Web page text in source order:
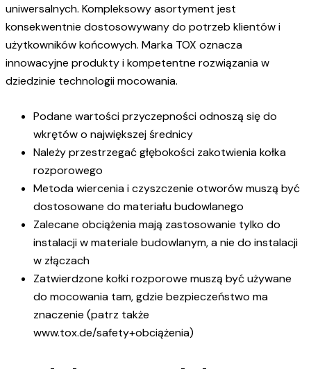
uniwersalnych. Kompleksowy asortyment jest
konsekwentnie dostosowywany do potrzeb klientów i
użytkowników końcowych. Marka TOX oznacza
innowacyjne produkty i kompetentne rozwiązania w
dziedzinie technologii mocowania.
Podane wartości przyczepności odnoszą się do
wkrętów o największej średnicy
Należy przestrzegać głębokości zakotwienia kołka
rozporowego
Metoda wiercenia i czyszczenie otworów muszą być
dostosowane do materiału budowlanego
Zalecane obciążenia mają zastosowanie tylko do
instalacji w materiale budowlanym, a nie do instalacji
w złączach
Zatwierdzone kołki rozporowe muszą być używane
do mocowania tam, gdzie bezpieczeństwo ma
znaczenie (patrz także
www.tox.de/safety+obciążenia)